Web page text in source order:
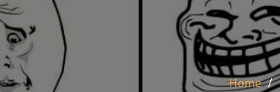
Home